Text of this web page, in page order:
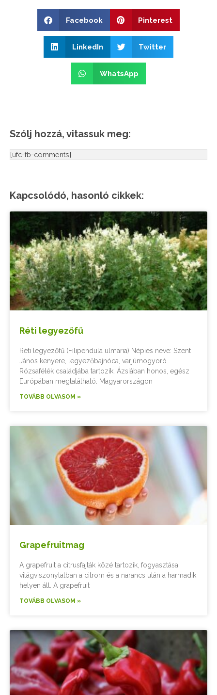
Facebook Pinterest
LinkedIn Twitter
WhatsApp
Szólj hozzá, vitassuk meg:
[ufc-fb-comments]
Kapcsolódó, hasonló cikkek:
Réti legyezőfű
Réti legyezőfű (Filipendula ulmaria) Népies neve: Szent
János kenyere, legyezőbajnóca, varjúmogyoró.
Rózsafélék családjába tartozik. Ázsiában honos, egész
Európában megtalálható. Magyarországon
TOVÁBB OLVASOM »
Grapefruitmag
A grapefruit a citrusfajták közé tartozik, fogyasztása
világviszonylatban a citrom és a narancs után a harmadik
helyen áll. A grapefruit
TOVÁBB OLVASOM »